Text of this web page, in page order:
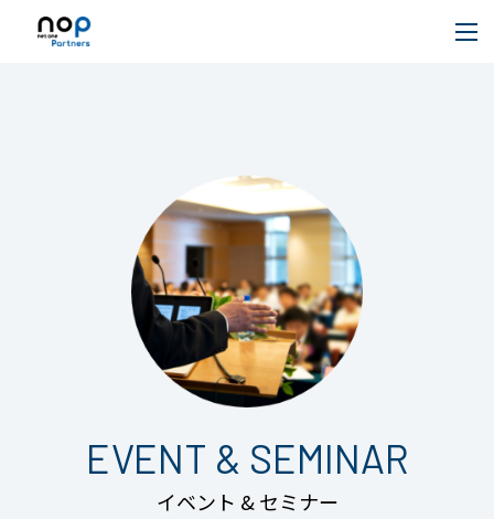
EVENT & SEMINAR
イベント & セミナー